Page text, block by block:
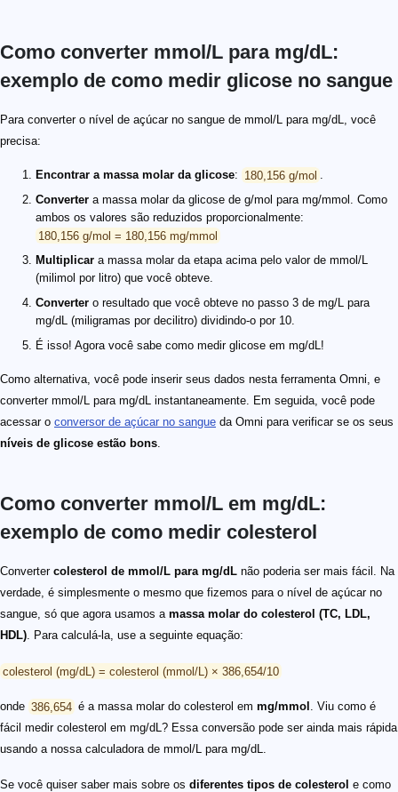
Como converter mmol/L para mg/dL:
exemplo de como medir glicose no sangue
Para converter o nível de açúcar no sangue de mmol/L para mg/dL, você
precisa:
Encontrar a massa molar da glicose: 180,156 g/mol .
Converter a massa molar da glicose de g/mol para mg/mmol. Como
ambos os valores são reduzidos proporcionalmente:
180,156 g/mol = 180,156 mg/mmol
Multiplicar a massa molar da etapa acima pelo valor de mmol/L
(milimol por litro) que você obteve.
Converter o resultado que você obteve no passo 3 de mg/L para
mg/dL (miligramas por decilitro) dividindo-o por 10.
É isso! Agora você sabe como medir glicose em mg/dL!
Como alternativa, você pode inserir seus dados nesta ferramenta Omni, e
converter mmol/L para mg/dL instantaneamente. Em seguida, você pode
acessar o conversor de açúcar no sangue da Omni para verificar se os seus
níveis de glicose estão bons.
Como converter mmol/L em mg/dL:
exemplo de como medir colesterol
Converter colesterol de mmol/L para mg/dL não poderia ser mais fácil. Na
verdade, é simplesmente o mesmo que fizemos para o nível de açúcar no
sangue, só que agora usamos a massa molar do colesterol (TC, LDL,
HDL). Para calculá-la, use a seguinte equação:
colesterol (mg/dL) = colesterol (mmol/L) × 386,654/10
onde 386,654 é a massa molar do colesterol em mg/mmol . Viu como é
fácil medir colesterol em mg/dL? Essa conversão pode ser ainda mais rápida
usando a nossa calculadora de mmol/L para mg/dL.
Se você quiser saber mais sobre os diferentes tipos de colesterol e como